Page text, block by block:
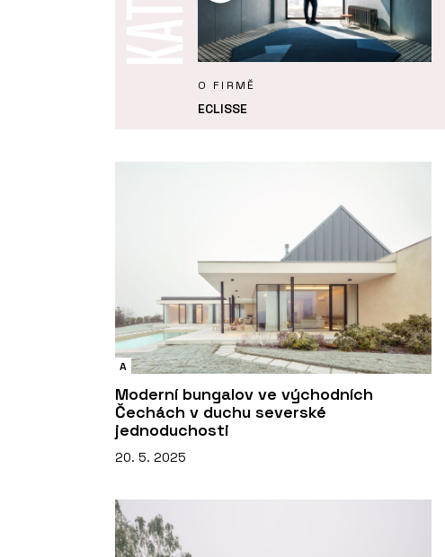
O FIRMĚ
ECLISSE
A
Moderní bungalov ve východních
Čechách v duchu severské
jednoduchosti
20. 5. 2025